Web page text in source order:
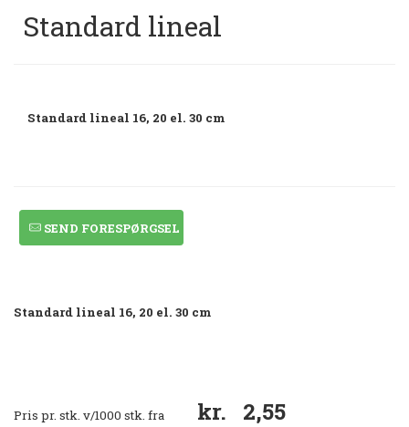
Standard lineal
Standard lineal 16, 20 el. 30 cm
SEND FORESPØRGSEL
Standard lineal 16, 20 el. 30 cm
Pris pr. stk. v/1000 stk. fra kr. 2,55